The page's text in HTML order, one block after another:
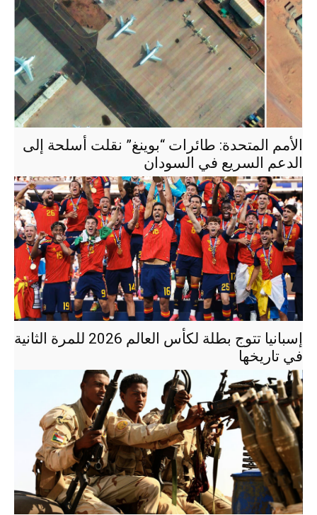
الأمم المتحدة: طائرات “بوينغ” نقلت أسلحة إلى
الدعم السريع في السودان
إسبانيا تتوج بطلة لكأس العالم 2026 للمرة الثانية
في تاريخها